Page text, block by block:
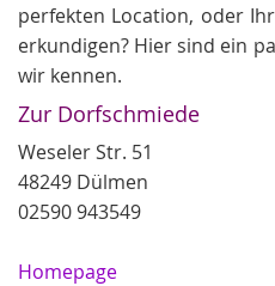
perfekten Location, oder
erkundigen? Hier sind ein
wir kennen.
Zur Dorfschmiede
Weseler Str. 51
48249 Dülmen
02590 943549
Homepage